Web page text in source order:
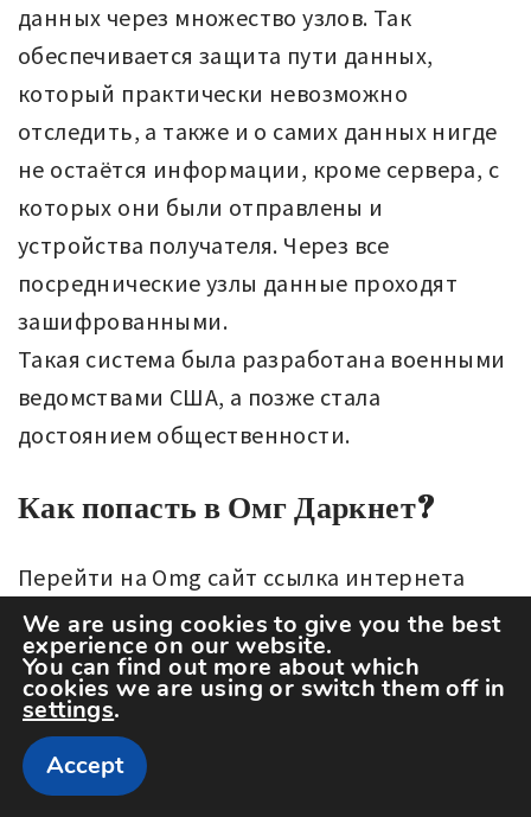
данных через множество узлов. Так
обеспечивается защита пути данных,
который практически невозможно
отследить, а также и о самих данных нигде
не остаётся информации, кроме сервера, с
которых они были отправлены и
устройства получателя. Через все
посреднические узлы данные проходят
зашифрованными.
Такая система была разработана военными
ведомствами США, а позже стала
достоянием общественности.
Как попасть в Омг Даркнет?
Перейти на Omg сайт ссылка интернета
достаточно просто. Не требуется каких-то
сложных действий, кучи
специализированного ПО и других
инструментов. Достаточно только скачать
Тор браузер. Дополнительно
рекомендуется установить ВПН, и
We are using cookies to give you the best
experience on our website.
You can find out more about which
cookies we are using or switch them off in
settings.
Accept